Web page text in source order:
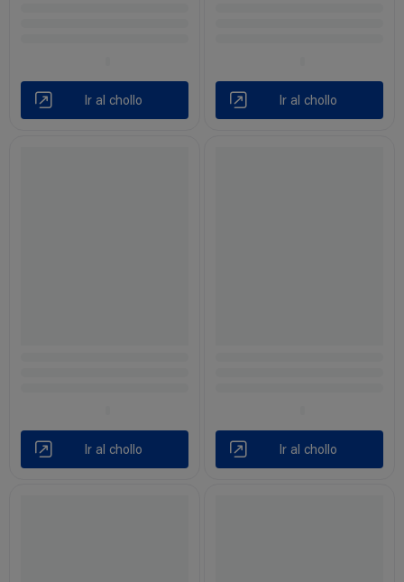
Ir al chollo Ir al chollo
Ir al chollo Ir al chollo